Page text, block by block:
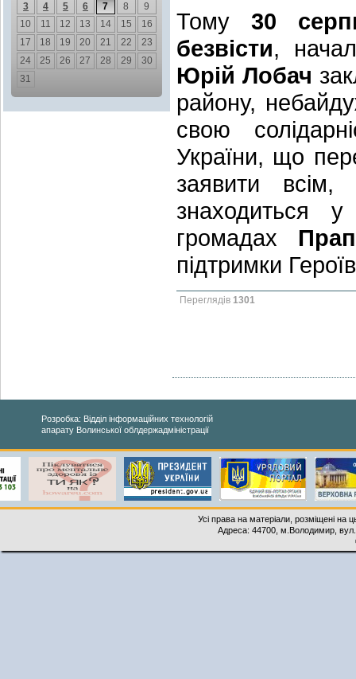
3
4 5 6 7 8
9
10
11 12 13 14 15
16
17
18 19 20 21 22
23
24
25 26 27 28 29
30
31
Тому30
безвісти,
Юрій Лобач
району,
свою
України, що
заявити
знаходиться
громадах
підтримки
Переглядів 1301
Розробка: Відділ інформаційних технологій
апарату Волинської облдержадміністрації
Усі права на матеріали, розміщені на
Адреса: 44700, м.Володимир,